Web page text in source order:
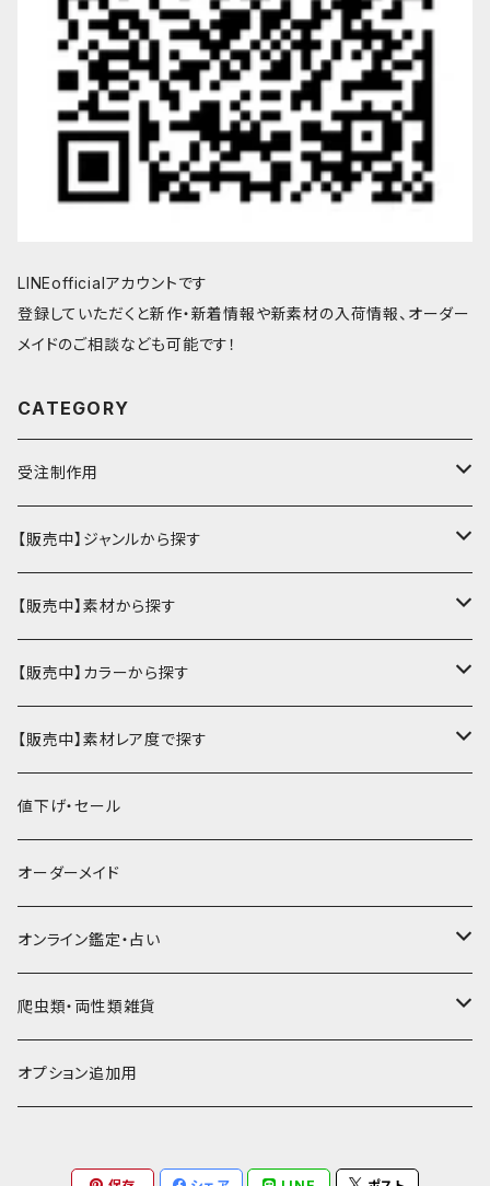
LINEofficialアカウントです
登録していただくと新作・新着情報や新素材の入荷情報、オーダー
メイドのご相談なども可能です！
CATEGORY
受注制作用
財布・小銭入れ
ミニ財布
ハーフ・二つ折り財布
名刺入れ・定期入れ
カードケース・名刺入れ
パスケース・定期入れ
ミニチュア・雑貨
ミニチュア
雑貨
キーケース・キーホルダー
キーケース
キーホルダー
その他革小物
コンドームケース
チュッパチャップスホルダー
タロットカードケース
もむのふの爬虫類グッズ屋さん
お名前カード
【販売中】ジャンルから探す
カードケース・名刺入れ
カードケース
レギュラー名刺入れ
パスケース・定期入れ
パスケース
切符・回数券ケース
財布・小銭入れ
ミニ財布
二つ折り・ハーフ財布
キーケース・キーホルダー
キーケース
キーホルダー
その他ケース
ペンケース
ようかんホルダー
ミニチュア・雑貨
ミニチュアブーツ
ミニチュアキャスケット
その他革小物
ソフトレザーポーチ
パッチワーク・つぎはぎ
【販売中】素材から探す
牛革
牛ヌメ
その他牛革
豚革
豚ヌメ
豚スエード
ヤギ革
ヤギヌメ
その他ヤギ革
羊革
馬革
馬ヌメ
コードバン
バッファロー革
駱駝革
【販売中】カラーから探す
ナチュラル（染色なし）
白系
黒系
茶系
こげ茶系
赤系
【販売中】素材レア度で探す
★★☆☆☆☆ 流通数、人気あり
★★★☆☆☆ 流通数少ない
★★★★☆☆ 希少素材、高価
★★★★★☆ かなりレア素材、高価！
★★★★★★ 最高ランク激レア高額素材！
値下げ・セール
オーダーメイド
オンライン鑑定・占い
タロット占い
ルーン占い
爬虫類・両性類雑貨
アイテムジャンルから探す
オプション追加用